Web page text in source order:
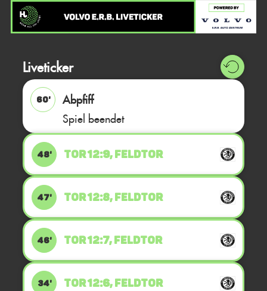
Liveticker
60'
Abpfiff
Spiel beendet
48' TOR 12:9, FELDTOR
47' TOR 12:8, FELDTOR
46' TOR 12:7, FELDTOR
34' TOR 12:6, FELDTOR